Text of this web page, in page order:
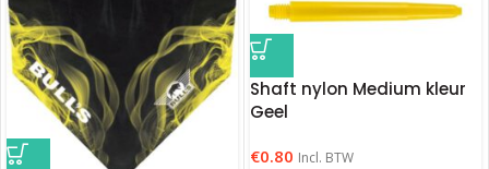
Shaft nylon Medium kleur
Geel
€0.80 Incl. BTW